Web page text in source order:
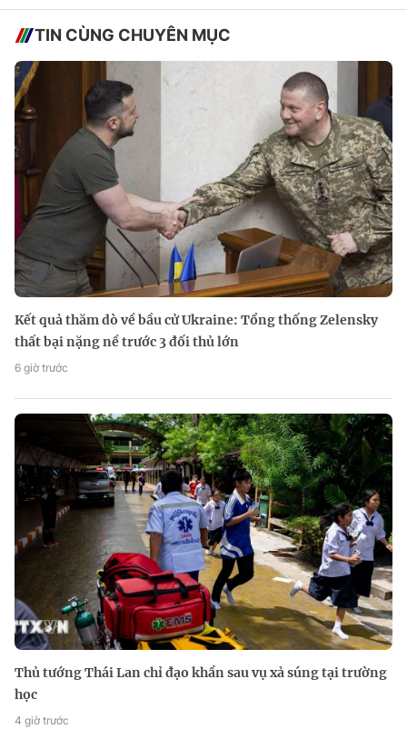
TIN CÙNG CHUYÊN MỤC
Kết quả thăm dò về bầu cử Ukraine: Tổng thống Zelensky
thất bại nặng nề trước 3 đối thủ lớn
6 giờ trước
Thủ tướng Thái Lan chỉ đạo khẩn sau vụ xả súng tại trường
học
4 giờ trước